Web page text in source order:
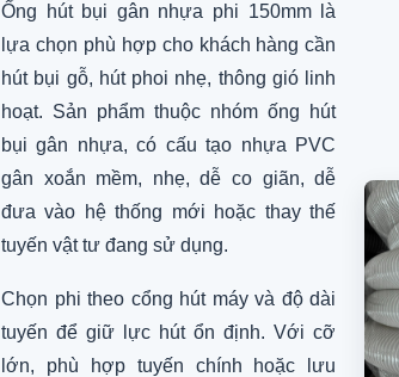
Ống hút bụi gân nhựa phi 150mm là
lựa chọn phù hợp cho khách hàng cần
hút bụi gỗ, hút phoi nhẹ, thông gió linh
hoạt. Sản phẩm thuộc nhóm ống hút
bụi gân nhựa, có cấu tạo nhựa PVC
gân xoắn mềm, nhẹ, dễ co giãn, dễ
đưa vào hệ thống mới hoặc thay thế
tuyến vật tư đang sử dụng.
Chọn phi theo cổng hút máy và độ dài
tuyến để giữ lực hút ổn định. Với cỡ
lớn, phù hợp tuyến chính hoặc lưu